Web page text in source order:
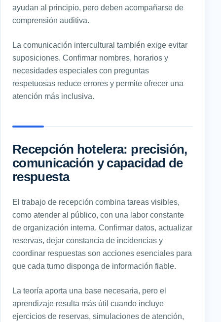
ayudan al principio, pero deben acompañarse de
comprensión auditiva.
La comunicación intercultural también exige evitar
suposiciones. Confirmar nombres, horarios y
necesidades especiales con preguntas
respetuosas reduce errores y permite ofrecer una
atención más inclusiva.
Recepción hotelera: precisión,
comunicación y capacidad de
respuesta
El trabajo de recepción combina tareas visibles,
como atender al público, con una labor constante
de organización interna. Confirmar datos, actualizar
reservas, dejar constancia de incidencias y
coordinar respuestas son acciones esenciales para
que cada turno disponga de información fiable.
La teoría aporta una base necesaria, pero el
aprendizaje resulta más útil cuando incluye
ejercicios de reservas, simulaciones de atención,